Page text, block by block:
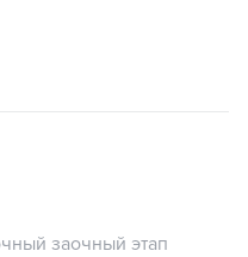
заочный этап